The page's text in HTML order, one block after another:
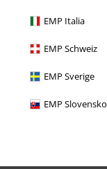
EMP Italia
EMP Schweiz
EMP Sverige
EMP Slovensko